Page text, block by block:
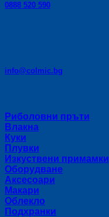
0888 520 590
info@colmic.bg
Риболовни пръти
Влакна
Куки
Плувки
Изкуствени примамки
Оборудване
Аксесоари
Макари
Облекло
Подхранки